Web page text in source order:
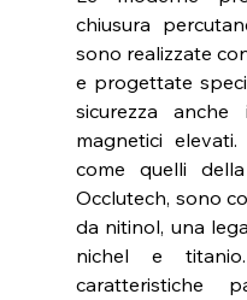
chiusura
sono realizzate
e progettate
sicurezza
magnetici
come quelli
Occlutech, sono
da nitinol, una
nichel e
caratteristiche